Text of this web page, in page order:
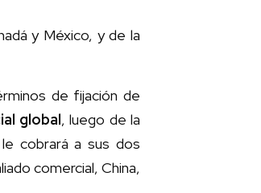
y México, y de la
de fijación de
global, luego de la
cobrará a sus dos
comercial, China,